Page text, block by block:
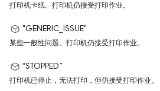
打印机卡纸。打印机仍接受打印作业。
"GENERIC_ISSUE"
某些一般性问题。打印机仍接受打印作业。
“STOPPED”
打印机已停止，无法打印，但仍接受打印作业。